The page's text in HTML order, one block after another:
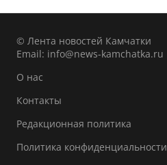
© Лента новостей Камчатки
Email: info@news-kamchatka.ru
О нас
Контакты
Редакционная политика
Политика конфиденциальности